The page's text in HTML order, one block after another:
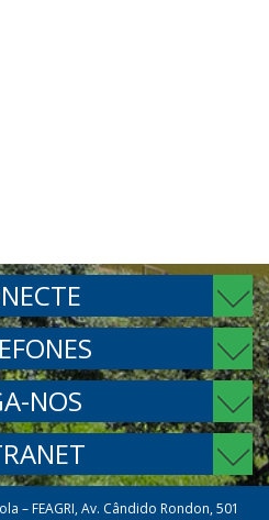
NOS
– FEAGRI, Av. Cândido Rondon, 501